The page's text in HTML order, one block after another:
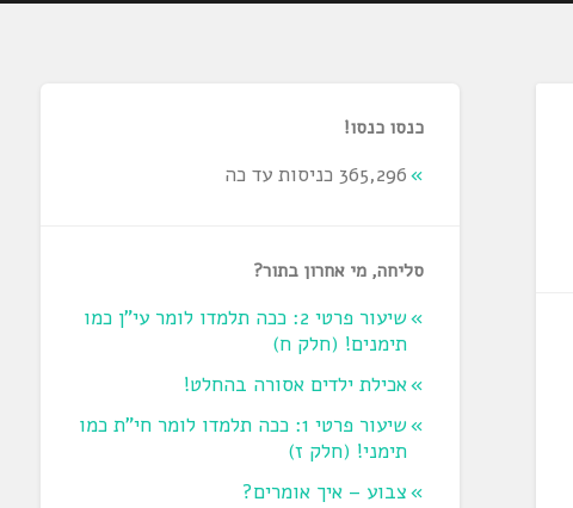
כנסו כנסו!
365,296 כניסות עד כה
סליחה, מי אחרון בתור?
שיעור פרטי 2: ככה תלמדו לומר עי"ן כמו
תימנים! (חלק ח)‏
אכילת ילדים אסורה בהחלט!
שיעור פרטי 1: ככה תלמדו לומר חי"ת כמו
תימני! ‏(חלק ז‏)
צבוע – איך אומרים?